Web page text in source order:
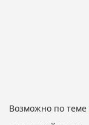
Возможно по теме